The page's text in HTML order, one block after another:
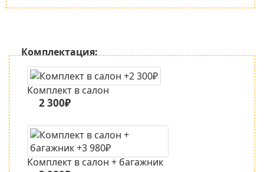
Комплектация:
Комплект в салон
2 300₽
Комплект в салон + багажник